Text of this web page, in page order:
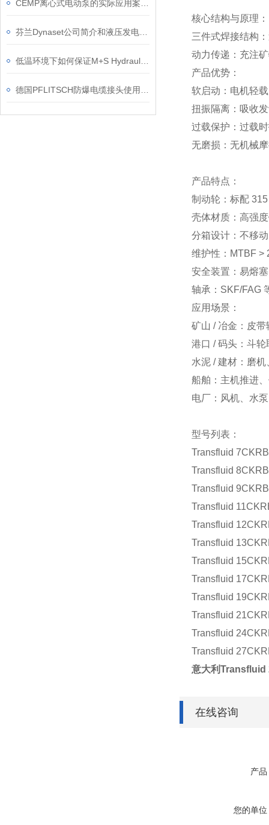
核心结构与原理：
三件式焊接结构
动力传递：充注
产品优势：
软启动：电机轻
扭振隔离：吸收
过载保护：过载
无磨损：无机械
产品特点：
制动轮：标配
壳体材质：高强
分箱设计：不移
维护性：MTBF >
安全装置：易熔
轴承：SKF/FAG
应用场景：
矿山 / 冶金：皮
港口 / 码头：斗
水泥 / 建材：磨机
船舶：主机推进
电厂：风机、水
型号列表：
Transfluid 7CKRB
Transfluid 8CKRB
Transfluid 9CKRB
Transfluid
Transfluid
Transfluid
Transfluid
Transfluid
Transfluid
Transfluid
Transfluid
Transfluid
意大利Transfluid
在线咨询
产品
您的单位